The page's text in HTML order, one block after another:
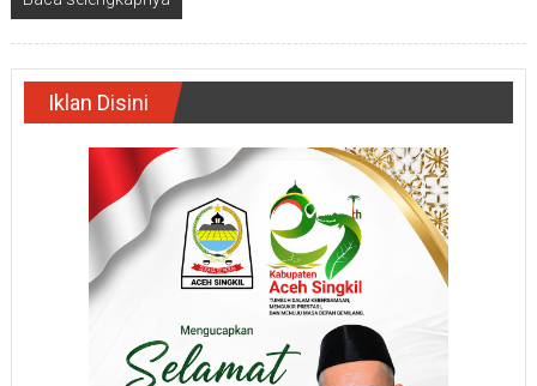
Iklan Disini